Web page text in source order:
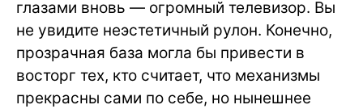
глазами вновь — огромный телевизор. Вы
не увидите неэстетичный рулон. Конечно,
прозрачная база могла бы привести в
восторг тех, кто считает, что механизмы
прекрасны сами по себе, но нынешнее